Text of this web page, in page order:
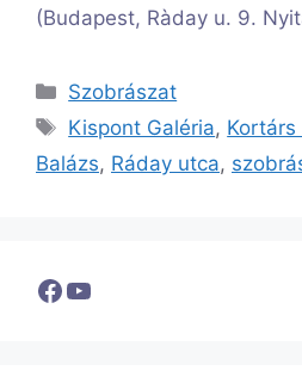
(Budapest, Ràday u. 9.
Kategória
Szobrászat
Címkék
Kispont Galéria,
Balázs, Ráday utca,
Facebook
YouTube